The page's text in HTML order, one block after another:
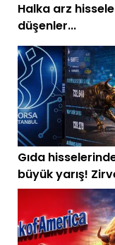
Halka arz
düşenler...
Gıda
büyük yarış!
yüzde 625